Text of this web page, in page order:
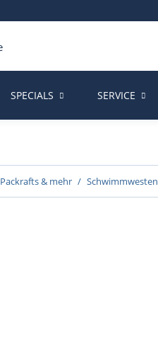
SPECIALS SERVICE
Packrafts & mehr Schwimmwesten